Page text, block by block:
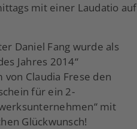
mit einer Laudatio auf
Daniel Fang wurde als
Jahres 2014“
von Claudia Frese den
für ein 2-
mit
Glückwunsch!